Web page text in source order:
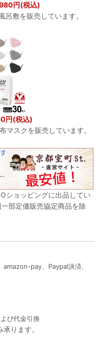
円(税込)
敷を販売しています。
円(税込)
マスクを販売しています。
ショッピングに出品してい
部定価販売協定商品を除
pay、Paypal決済、
び代金引換
ります。